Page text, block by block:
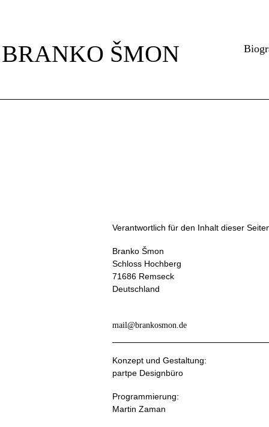
BRANKO ŠMON
Verantwortlich für den Inhalt dieser
Branko Šmon
Schloss Hochberg
71686 Remseck
Deutschland
mail@brankosmon.de
Konzept und Gestaltung:
partpe Designbüro
Programmierung:
Martin Zaman